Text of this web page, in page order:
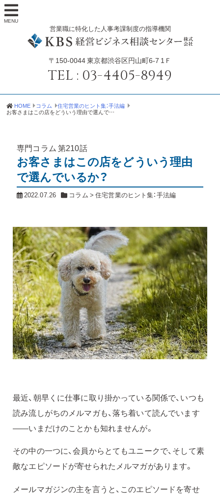
MENU
営業職に特化した人事考課制度の指導機関
〒150-0044東京都渋谷区円山町6-7 1Ｆ
TEL : 03-4405-8949
HOME コラム 住宅営業のヒント集：手法編
お客さまはこの店をどういう理由で選んでいるか？
専門コラム第210話
お客さまはこの店をどういう理由
で選んでいるか？
2022.07.26 コラム >住宅営業のヒント集：手法編
最近、朝早くに仕事に取り掛かっている関係で、いつも
読み流しがちのメルマガも、落ち着いて読んでいます
——いまだけのことかも知れませんが。
その中の一つに、会員からとてもユニークで、そして素
敵なエピソードが寄せられたメルマガがあります。
メールマガジンの主を言うと、このエピソードを寄せ